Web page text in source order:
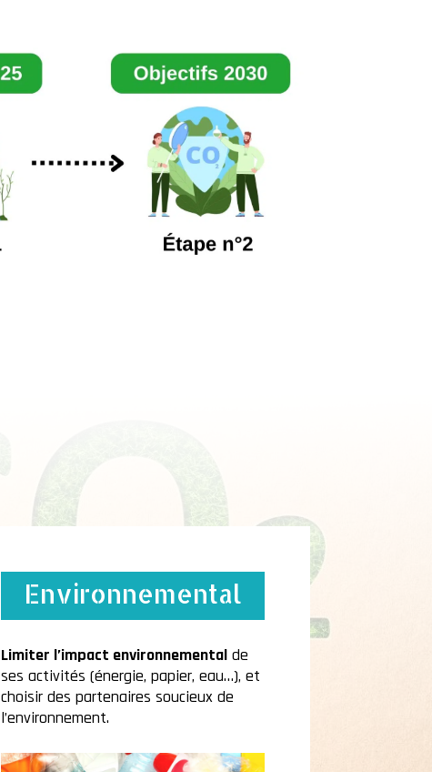
Environnemental
Limiter l’impact environnemental de
ses activités (énergie, papier, eau…), et
choisir des partenaires soucieux de
l’environnement.